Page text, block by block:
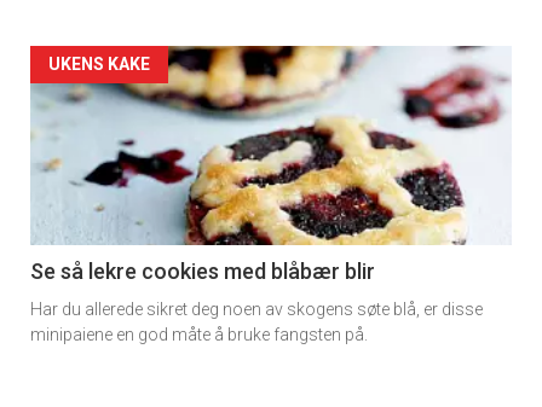
Artikler
detail
-
section
11
Ukens
UKENS KAKE
Se så lekre cookies med blåbær blir
Har du allerede sikret deg noen av skogens søte blå, er disse
minipaiene en god måte å bruke fangsten på.